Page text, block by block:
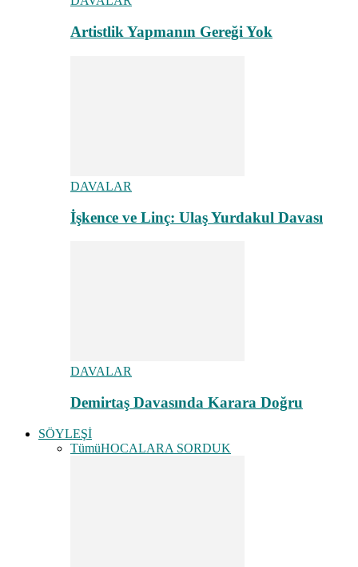
Artistlik Yapmanın Gereği Yok
DAVALAR
İşkence ve Linç: Ulaş Yurdakul Davası
DAVALAR
Demirtaş Davasında Karara Doğru
SÖYLEŞİ
TümüHOCALARA SORDUK